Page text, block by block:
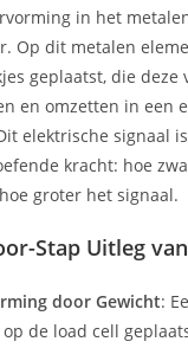
in het
Op dit metalen
geplaatst, die deze
en omzetten in een
elektrische signaal
kracht: hoe
groter het signaal.
Stap Uitleg
door Gewicht:
de load cell